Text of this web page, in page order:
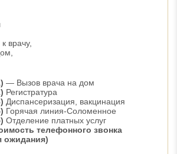
врачу,
— Вызов врача на дом
Регистратура
Диспансеризация, вакцинация
Горячая линия-Соломенное
Отделение платных услуг
телефонного звонка
ожидания)